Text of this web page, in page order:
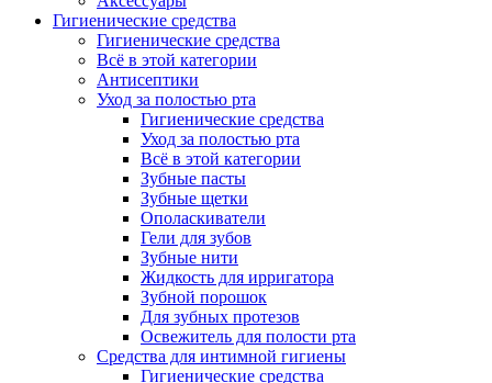
Гигиенические средства
Гигиенические средства
Всё в этой категории
Антисептики
Уход за полостью рта
Гигиенические средства
Уход за полостью рта
Всё в этой категории
Зубные пасты
Зубные щетки
Ополаскиватели
Гели для зубов
Зубные нити
Жидкость для ирригатора
Зубной порошок
Для зубных протезов
Освежитель для полости рта
Средства для интимной гигиены
Гигиенические средства